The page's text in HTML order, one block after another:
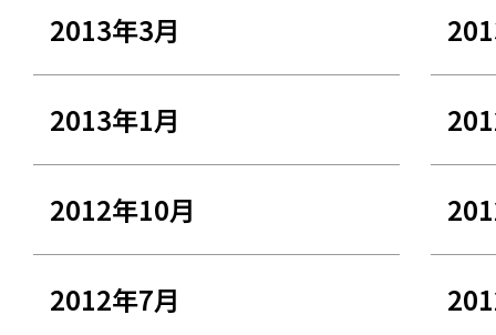
2013年3月
2013年1月
2012年10月
2012年7月